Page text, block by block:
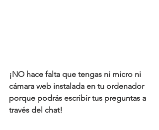
¡NO hace falta que tengas ni micro ni
cámara web instalada en tu ordenador
porque podrás escribir tus preguntas a
través del chat!